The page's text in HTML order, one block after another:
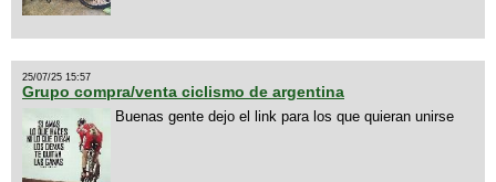
25/07/25 15:57
Grupo compra/venta ciclismo de argentina
Buenas gente dejo el link para los que quieran unirse